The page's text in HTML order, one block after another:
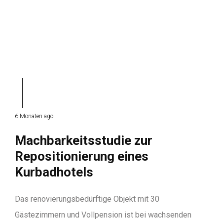
6 Monaten ago
Machbarkeitsstudie zur
Repositionierung eines
Kurbadhotels
Das renovierungsbedürftige Objekt mit 30
Gästezimmern und Vollpension ist bei wachsenden